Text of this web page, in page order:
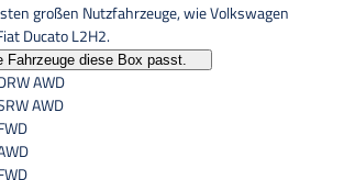
großen Nutzfahrzeuge, wie Volkswagen
Ducato L2H2.
Fahrzeuge diese Box passt.
AWD
AWD